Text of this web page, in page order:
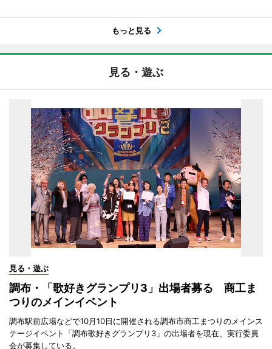
もっと見る
見る・遊ぶ
見る・遊ぶ
調布・「歌好きグランプリ3」出場者募る 商工ま
つりのメインイベント
調布駅前広場などで10月10日に開催される調布市商工まつりのメインス
テージイベント「調布歌好きグランプリ3」の出場者を現在、実行委員
会が募集している。